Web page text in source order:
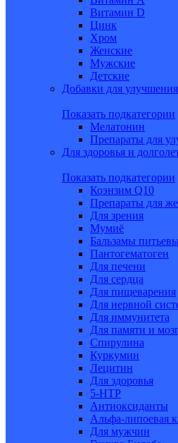
Витамин D
Цинк
Хром
Женские
Мужские
Детские
Добавки для
Показать подкатегории
Мелатонин
Препараты для
Для здоровья и
Показать подкатегории
Коэнзим Q10
Препараты для
Для зрения
Мумиё
Бальзамы
Пантогематоген
Для печени
Для сердца
Для пищеварения
Для нервной
Для иммунитета
Для памяти и
Спирулина
Куркумин
Лецитин
Для здоровья
5-HTP
Антиоксиданты
Альфа-липоевая
Для мужчин